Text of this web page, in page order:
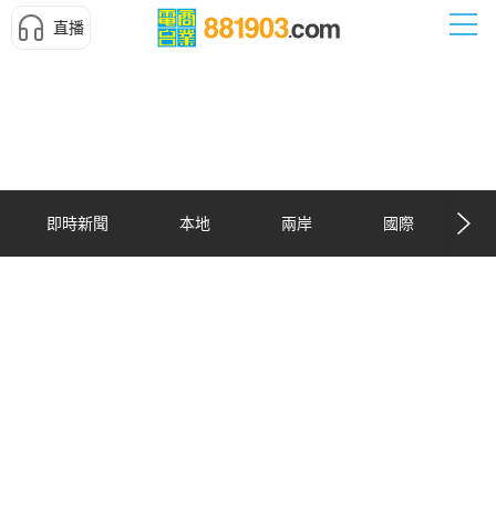
直播
即時新聞 本地 兩岸 國際